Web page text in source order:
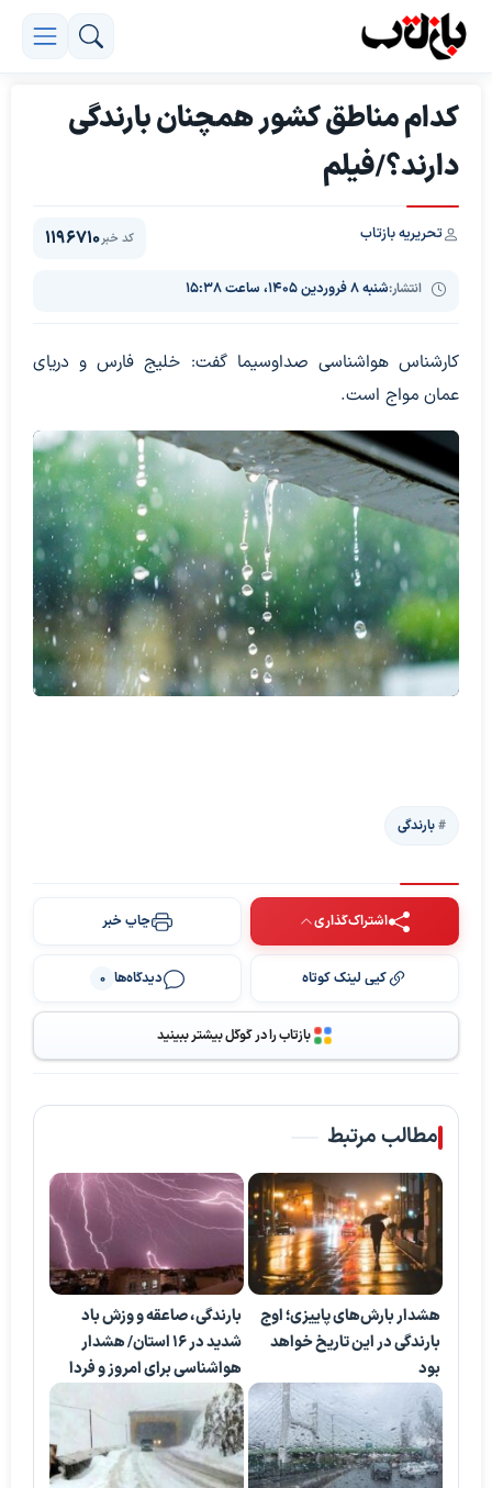
کدام مناطق کشور همچنان بارندگی
دارند؟/فیلم
تحریریه بازتاب
انتشار:شنبه ۸ فروردین ۱۴۰۵، ساعت ۱۵:۳۸
کد خبر1196710
کارشناس هواشناسی صداوسیما گفت: خلیج فارس و دریای
عمان مواج است.
پخش ویدیو
بارندگی
اشتراک‌گذاری چاپ خبر
کپی لینک کوتاه دیدگاه‌ها 0
بازتاب را در گوگل بیشتر ببینید
مطالب مرتبط
هشدار بارش‌های پاییزی؛ اوج
بارندگی در این تاریخ خواهد
بود
بارندگی، صاعقه و وزش باد
شدید در ۱۶ استان/ هشدار
هواشناسی برای امروز و فردا